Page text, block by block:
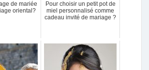
de mariée
oriental?
Pour choisir un petit pot de
miel personnalisé comme
cadeau invité de mariage ?